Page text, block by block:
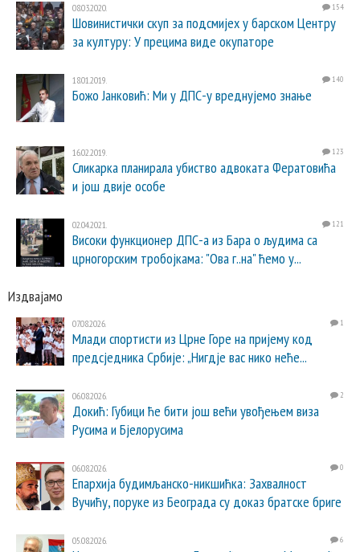
08.03.2020. 154
Шовинистички скуп за подсмијех у барском Центру
за културу: У прецима виде окупаторе
18.01.2019. 140
Божо Јанковић: Ми у ДПС-у вреднујемо знање
16.02.2019. 123
Сликарка планирала убиство адвоката Фератовића
и још двије особе
02.04.2021. 121
Високи функционер ДПС-а из Бара о људима са
црногорским тробојкама: "Ова г..на" ћемо у...
Издвајамо
07.08.2026. 1
Млади спортисти из Црне Горе на пријему код
предсједника Србије: „Нигдје вас нико неће...
06.08.2026. 2
Докић: Губици ће бити још већи увођењем виза
Русима и Бјелорусима
06.08.2026. 0
Епархија будимљанско-никшићка: Захвалност
Вучићу, поруке из Београда су доказ братске бриге
05.08.2026. 6